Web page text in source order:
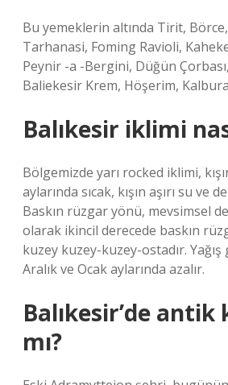
Bu yemeklerin altında Tirit,
Tarhanasi, Foming Ravioli,
Peynir -a -Bergini, Düğün
Baliekesir Krem, Höşerim,
Balıkesir iklimi
Bölgemizde yarı rocked iklimi,
aylarında sıcak, kışın aşırı su ve
Baskın rüzgar yönü, mevsimsel
olarak ikincil derecede baskın
kuzey kuzey-kuzey-ostadır. Yağış
Aralık ve Ocak aylarında azalır.
Balıkesir’de
mı?